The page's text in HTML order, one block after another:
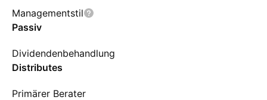
Managementstil
Passiv
Dividendenbehandlung
Distributes
Primärer Berater